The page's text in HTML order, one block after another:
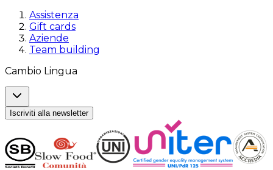
Assistenza
Gift cards
Aziende
Team building
Cambio Lingua
Iscriviti alla newsletter